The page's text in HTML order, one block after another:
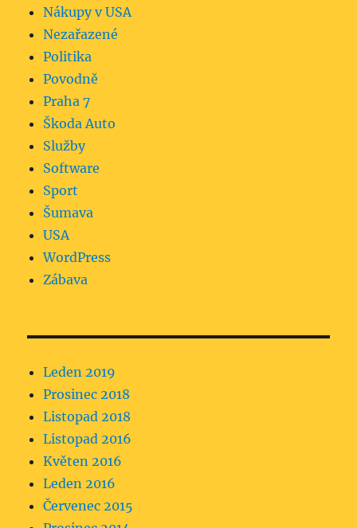
Nákupy v USA
Nezařazené
Politika
Povodně
Praha 7
Škoda Auto
Služby
Software
Sport
Šumava
USA
WordPress
Zábava
Leden 2019
Prosinec 2018
Listopad 2018
Listopad 2016
Květen 2016
Leden 2016
Červenec 2015